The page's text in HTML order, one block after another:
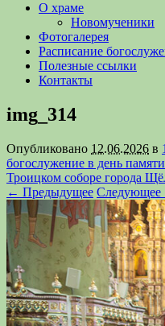
О храме
Новомученики
Фотогалерея
Расписание
Полезные ссылки
Контакты
img_314
Опубликовано 12.06.2026 в
богослужение в день
Троицком соборе города
← Предыдущее